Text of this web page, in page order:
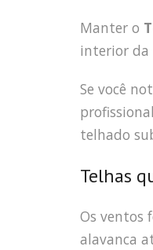
Manter o
interior da
Se você
telhado
Telhas
Os ventos
alavanca